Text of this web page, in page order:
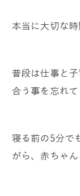
本当に大切な
普段は仕事と
合う事を忘れ
寝る前の5分で
がら、赤ちゃん